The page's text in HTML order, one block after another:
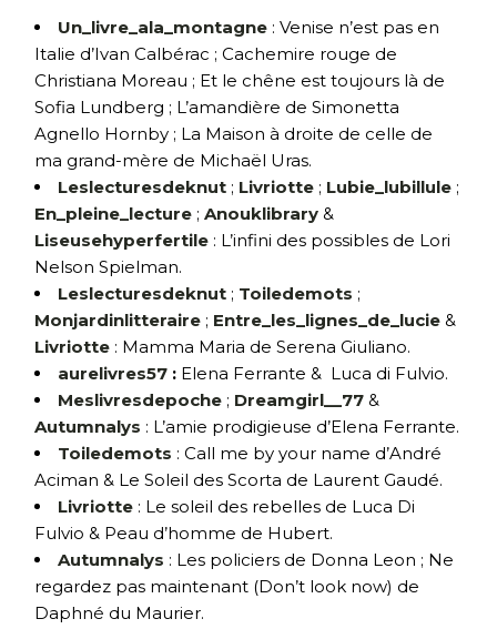
Un_livre_ala_montagne : Venise n’est pas en
Italie d’Ivan Calbérac ; Cachemire rouge de
Christiana Moreau ; Et le chêne est toujours là de
Sofia Lundberg ; L’amandière de Simonetta
Agnello Hornby ; La Maison à droite de celle de
ma grand-mère de Michaël Uras.
Leslecturesdeknut ; Livriotte ; Lubie_lubillule ;
En_pleine_lecture ;Anouklibrary &
Liseusehyperfertile : L’infini des possibles de Lori
Nelson Spielman.
Leslecturesdeknut ; Toiledemots ;
Monjardinlitteraire ; Entre_les_lignes_de_lucie &
Livriotte : Mamma Maria de Serena Giuliano.
aurelivres57 : Elena Ferrante & Luca di Fulvio.
Meslivresdepoche ; Dreamgirl__77 &
Autumnalys : L’amie prodigieuse d’Elena Ferrante.
Toiledemots : Call me by your name d’André
Aciman & Le Soleil des Scorta de Laurent Gaudé.
Livriotte : Le soleil des rebelles de Luca Di
Fulvio & Peau d’homme de Hubert.
Autumnalys : Les policiers de Donna Leon ; Ne
regardez pas maintenant (Don’t look now) de
Daphné du Maurier.